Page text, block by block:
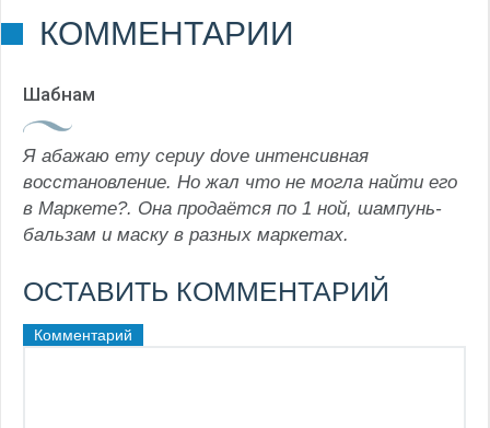
КОММЕНТАРИИ
Шабнам
Я абажаю ету сериу dove интенсивная
восстановление. Но жал что не могла найти его
в Маркете?. Она продаётся по 1 ной, шампунь-
бальзам и маску в разных маркетах.
ОСТАВИТЬ КОММЕНТАРИЙ
Комментарий